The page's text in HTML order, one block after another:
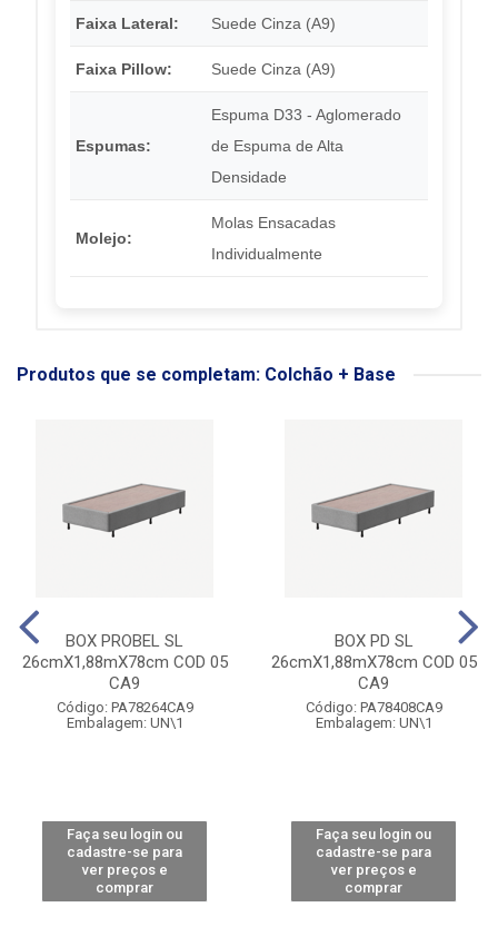
Faixa Lateral: Suede Cinza (A9)
Faixa Pillow: Suede Cinza (A9)
Espumas:
Espuma D33 - Aglomerado
de Espuma de Alta
Densidade
Molejo:
Molas Ensacadas
Individualmente
Produtos que se completam: Colchão + Base
BOX PROBEL SL
26cmX1,88mX78cm COD 05
CA9
Código: PA78264CA9
Embalagem: UN\1
Faça seu login ou
cadastre-se para
ver preços e
comprar
BOX PD SL
26cmX1,88mX78cm COD 05
CA9
Código: PA78408CA9
Embalagem: UN\1
Faça seu login ou
cadastre-se para
ver preços e
comprar